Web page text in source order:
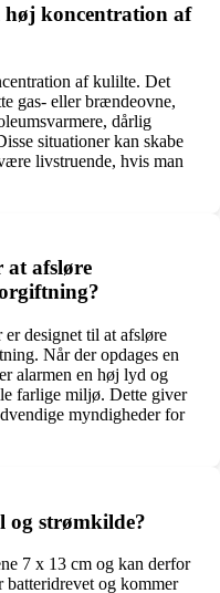
koncentration af
af kulilte. Det
gas- eller brændeovne,
dårlig
situationer kan skabe
livstruende, hvis man
afsløre
designet til at afsløre
Når der opdages en
alarmen en høj lyd og
farlige miljø. Dette giver
myndigheder for
og strømkilde?
7 x 13 cm og kan derfor
batteridrevet og kommer